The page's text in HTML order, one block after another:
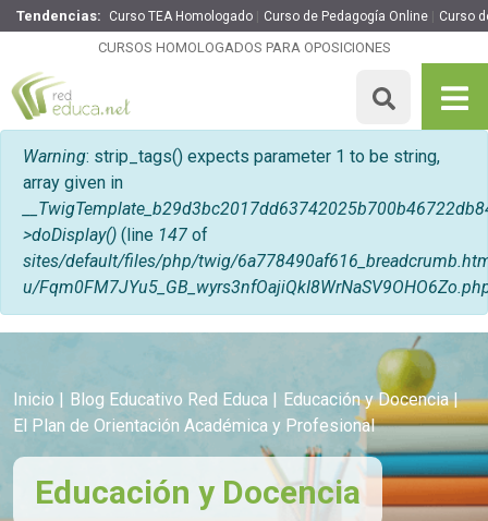
Tendencias: Curso TEA Homologado Curso de Pedagogía Online Curso
CURSOS HOMOLOGADOS PARA OPOSICIONES
Mensaje de error
Warning: strip_tags() expects parameter 1 to be string,
array given in
>doDisplay() (line 147 of
sites/default/files/php/twig/
u/
Inicio Blog Educativo Red Educa
Educación y Docencia
El Plan de Orientación Académica y Profesional
Educación y Docencia